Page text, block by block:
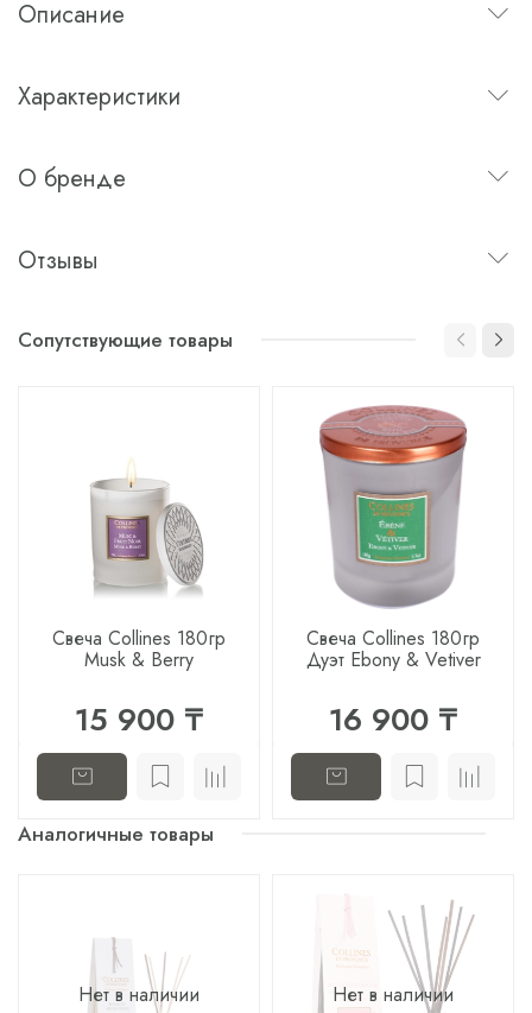
Описание
Характеристики
О бренде
Отзывы
Сопутствующие товары
Свеча Collines 180гр
Musk & Berry
15 900 ₸
Свеча Collines 180гр
Дуэт Ebony & Vetiver
16 900 ₸
Аналогичные товары
Нет в наличии Нет в наличии